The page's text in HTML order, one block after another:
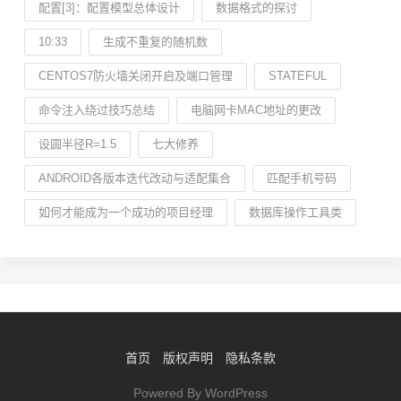
配置[3]：配置模型总体设计 数据格式的探讨
10:33 生成不重复的随机数
CENTOS7防火墙关闭开启及端口管理 STATEFUL
命令注入绕过技巧总结 电脑网卡MAC地址的更改
设圆半径R=1.5 七大修养
ANDROID各版本迭代改动与适配集合 匹配手机号码
如何才能成为一个成功的项目经理 数据库操作工具类
首页 版权声明 隐私条款
Powered By WordPress